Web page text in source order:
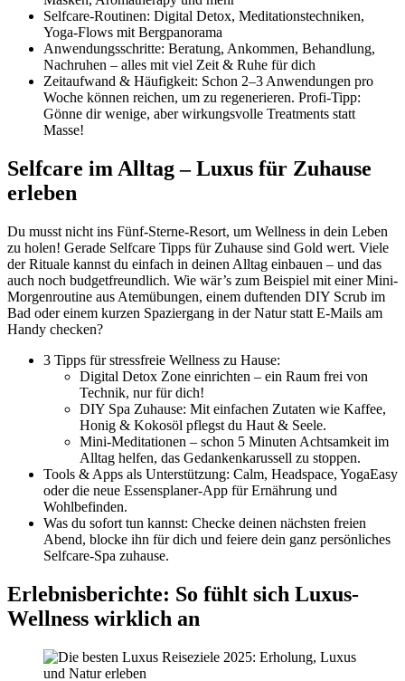
Selfcare-Routinen: Digital Detox, Meditationstechniken,
Yoga-Flows mit Bergpanorama
Anwendungsschritte: Beratung, Ankommen, Behandlung,
Nachruhen – alles mit viel Zeit & Ruhe für dich
Zeitaufwand & Häufigkeit: Schon 2–3 Anwendungen pro
Woche können reichen, um zu regenerieren. Profi-Tipp:
Gönne dir wenige, aber wirkungsvolle Treatments statt
Masse!
Selfcare im Alltag – Luxus für Zuhause
erleben
Du musst nicht ins Fünf-Sterne-Resort, um Wellness in dein Leben
zu holen! Gerade Selfcare Tipps für Zuhause sind Gold wert. Viele
der Rituale kannst du einfach in deinen Alltag einbauen – und das
auch noch budgetfreundlich. Wie wär’s zum Beispiel mit einer Mini-
Morgenroutine aus Atemübungen, einem duftenden DIY Scrub im
Bad oder einem kurzen Spaziergang in der Natur statt E-Mails am
Handy checken?
3 Tipps für stressfreie Wellness zu Hause:
Digital Detox Zone einrichten – ein Raum frei von
Technik, nur für dich!
DIY Spa Zuhause: Mit einfachen Zutaten wie Kaffee,
Honig & Kokosöl pflegst du Haut & Seele.
Mini-Meditationen – schon 5 Minuten Achtsamkeit im
Alltag helfen, das Gedankenkarussell zu stoppen.
Tools & Apps als Unterstützung: Calm, Headspace, YogaEasy
oder die neue Essensplaner-App für Ernährung und
Wohlbefinden.
Was du sofort tun kannst: Checke deinen nächsten freien
Abend, blocke ihn für dich und feiere dein ganz persönliches
Selfcare-Spa zuhause.
Erlebnisberichte: So fühlt sich Luxus-
Wellness wirklich an